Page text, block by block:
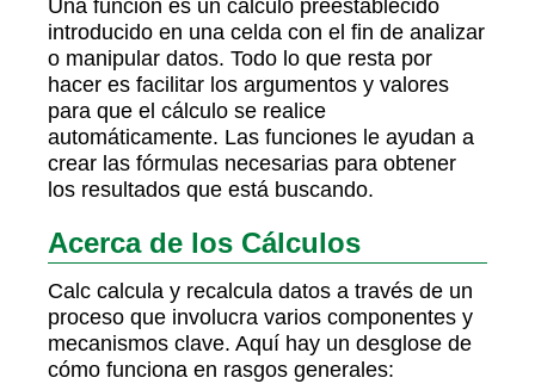
introducido en una celda con el fin de analizar
o manipular datos. Todo lo que resta por
hacer es facilitar los argumentos y valores
para que el cálculo se realice
automáticamente. Las funciones le ayudan a
crear las fórmulas necesarias para obtener
los resultados que está buscando.
Acerca de los Cálculos
Calc calcula y recalcula datos a través de un
proceso que involucra varios componentes y
mecanismos clave. Aquí hay un desglose de
cómo funciona en rasgos generales: